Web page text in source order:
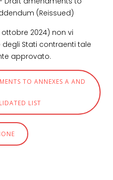
(Reissued)
ottobre 2024) non vi
Stati contraenti tale
approvato.
TO ANNEXES A AND
LIST